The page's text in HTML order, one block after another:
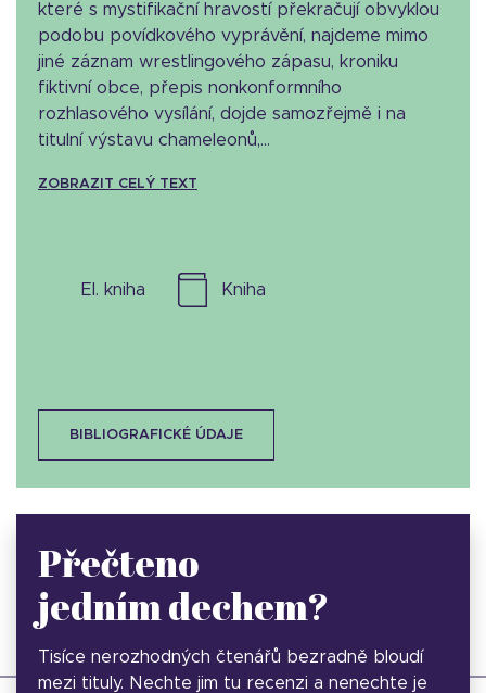
které s mystifikační hravostí překračují obvyklou
podobu povídkového vyprávění, najdeme mimo
jiné záznam wrestlingového zápasu, kroniku
fiktivní obce, přepis nonkonformního
rozhlasového vysílání, dojde samozřejmě i na
titulní výstavu chameleonů,...
ZOBRAZIT CELÝ TEXT
el. kniha kniha
BIBLIOGRAFICKÉ ÚDAJE
Přečteno
jedním dechem?
Tisíce nerozhodných čtenářů bezradně bloudí
mezi tituly. Nechte jim tu recenzi a nenechte je